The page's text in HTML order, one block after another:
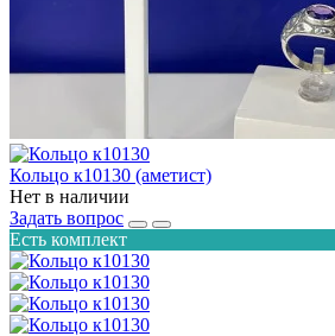
Кольцо к10130 (аметист)
Нет в наличии
Задать вопрос
Есть комплект